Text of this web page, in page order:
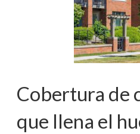
Cobertura de
que llena el